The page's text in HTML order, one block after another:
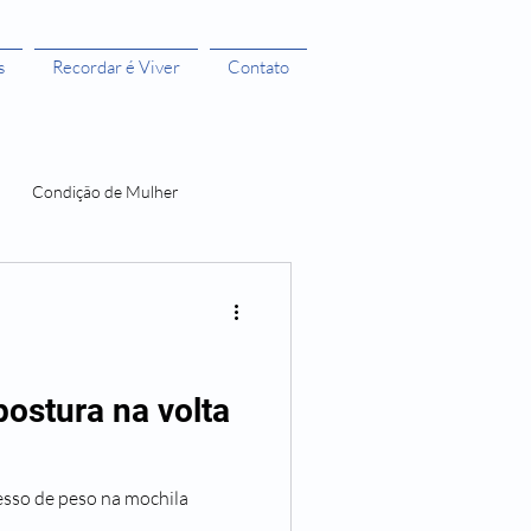
Recordar é Viver Contato
Condição de Mulher
na volta